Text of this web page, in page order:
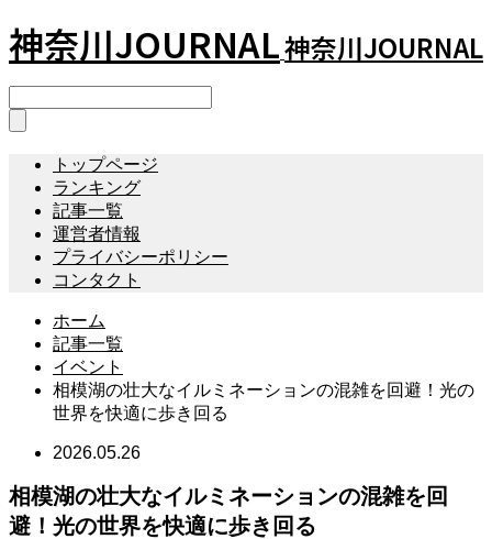
神奈川JOURNAL神奈川JOURNAL
トップページ
ランキング
記事一覧
運営者情報
プライバシーポリシー
コンタクト
ホーム
記事一覧
イベント
相模湖の壮大なイルミネーションの混雑を回避！光の
世界を快適に歩き回る
2026.05.26
相模湖の壮大なイルミネーションの混雑を回
避！光の世界を快適に歩き回る